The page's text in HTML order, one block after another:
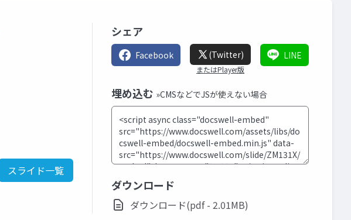
スライド一覧
シェア
Facebook (Twitter)
またはPlayer版
LINE
埋め込む »CMSなどでJSが使えない場合
ダウンロード
ダウンロード(pdf - 2.01MB)